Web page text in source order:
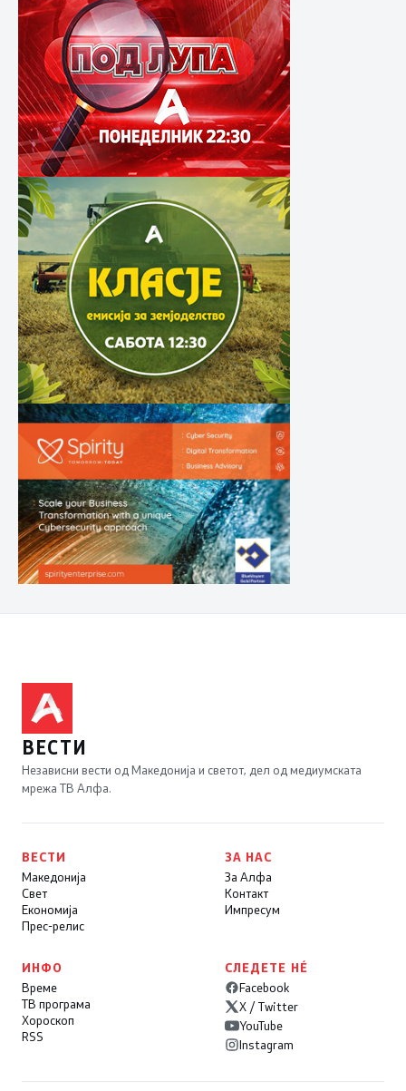
ВЕСТИ
Независни вести од Македонија и светот, дел од медиумската
мрежа ТВ Алфа.
ВЕСТИ
Македонија
Свет
Економија
Прес-релис
ЗА НАС
За Алфа
Контакт
Импресум
ИНФО
Време
ТВ програма
Хороскоп
RSS
СЛЕДЕТЕ НÉ
Facebook
X / Twitter
YouTube
Instagram